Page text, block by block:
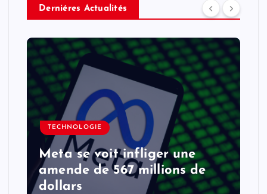
Derniéres Actualités
TECHNOLOGIE
Meta se voit infliger une
amende de 567 millions de
dollars